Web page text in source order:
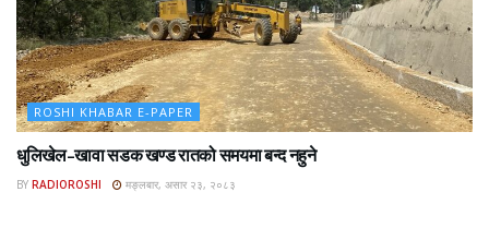
ROSHI KHABAR E-PAPER
धुलिखेल–खावा सडक खण्ड रातको समयमा बन्द नहुने
BY RADIOROSHI मङ्लबार, असार २३, २०८३